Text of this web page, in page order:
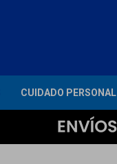
CUIDADO PERSONAL